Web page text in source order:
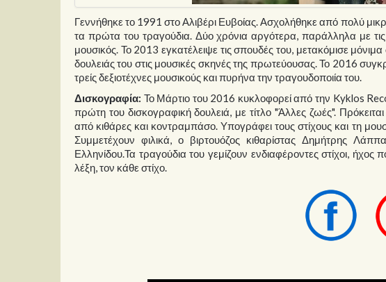
Γεννήθηκε το 1991 στο Αλιβέρι Ευβοίας. Ασχολήθηκε από πολύ
τα πρώτα του τραγούδια. Δύο χρόνια αργότερα, παράλληλα με
μουσικός. Το 2013 εγκατέλειψε τις σπουδές του, μετακόμισε
δουλειάς του στις μουσικές σκηνές της πρωτεύουσας. Το 2016
τρείς δεξιοτέχνες μουσικούς και πυρήνα την τραγουδοποιία του.
Δισκογραφία: Το Μάρτιο του 2016 κυκλοφορεί από την Kyklos
πρώτη του δισκογραφική δουλειά, με τίτλο "Άλλες ζωές".
από κιθάρες και κοντραμπάσο. Υπογράφει τους στίχους και τη
Συμμετέχουν φιλικά, ο βιρτουόζος κιθαρίστας Δημήτρης
Ελληνίδου.Τα τραγούδια του γεμίζουν ενδιαφέροντες στίχοι,
λέξη, τον κάθε στίχο.